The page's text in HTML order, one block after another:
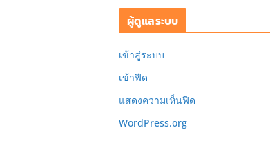
ผู้ดูแลระบบ
เข้าสู่ระบบ
เข้าฟีด
แสดงความเห็นฟีด
WordPress.org